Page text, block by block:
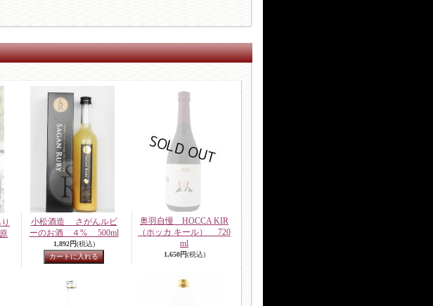
小松酒造 さがんルビ
ーのお酒 ４% 500ml
1,892円(税込)
奥羽自慢 HOCCA KIR
（ホッカ キール） 720
ml
1,650円(税込)